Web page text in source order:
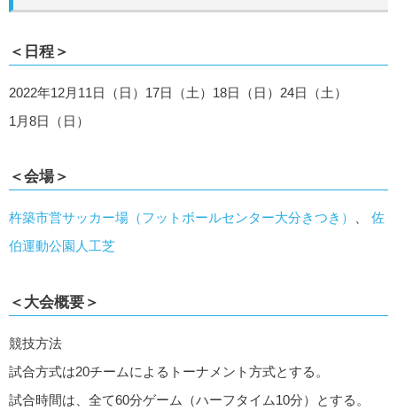
＜日程＞
2022年12月11日（日）17日（土）18日（日）24日（土）
1月8日（日）
＜会場＞
杵築市営サッカー場（フットボールセンター大分きつき） 、 佐
伯運動公園人工芝
＜大会概要＞
競技方法
試合方式は20チームによるトーナメント方式とする。
試合時間は、全て60分ゲーム（ハーフタイム10分）とする。